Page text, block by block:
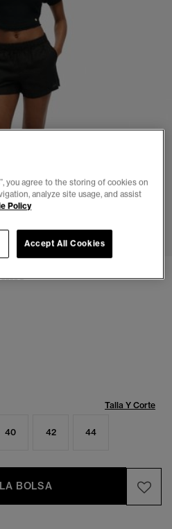
lino
Talla Y Corte
40 42 44
BOLSA
you agree to the storing of cookies on
analyze site usage, and assist
Policy
Accept All Cookies